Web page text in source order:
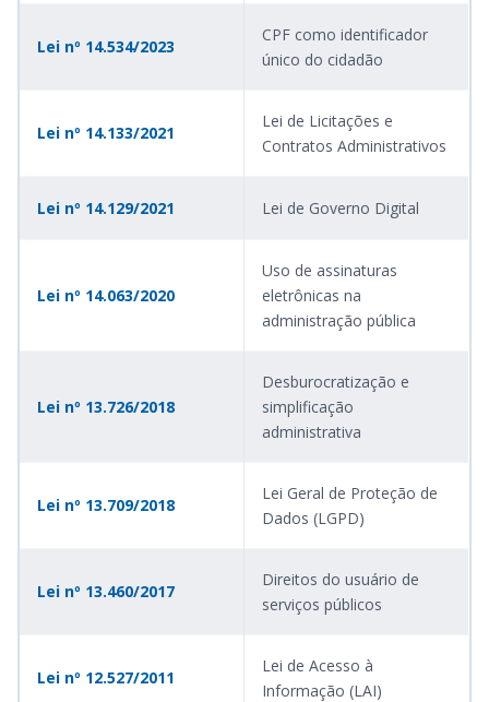
Lei nº 14.534/2023
CPF como identificador
único do cidadão
Lei nº 14.133/2021
Lei de Licitações e
Contratos Administrativos
Lei nº 14.129/2021 Lei de Governo Digital
Lei nº 14.063/2020
Uso de assinaturas
eletrônicas na
administração pública
Lei nº 13.726/2018
Desburocratização e
simplificação
administrativa
Lei nº 13.709/2018
Lei Geral de Proteção de
Dados (LGPD)
Lei nº 13.460/2017
Direitos do usuário de
serviços públicos
Lei nº 12.527/2011
Lei de Acesso à
Informação (LAI)